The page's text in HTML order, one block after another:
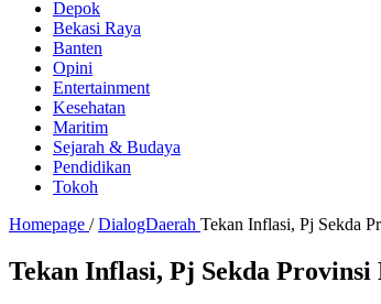
Depok
Bekasi Raya
Banten
Opini
Entertainment
Kesehatan
Maritim
Sejarah & Budaya
Pendidikan
Tokoh
Homepage / DialogDaerah Tekan Inflasi, Pj Sekda
Tekan Inflasi, Pj Sekda Provinsi